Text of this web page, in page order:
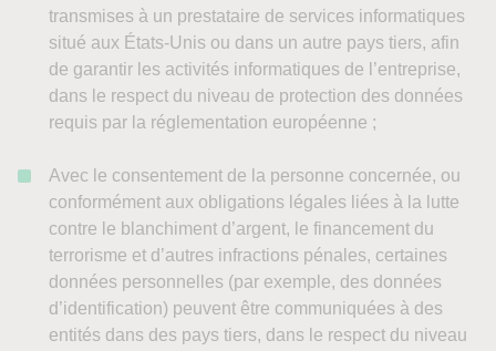
transmises à un prestataire de services informatiques
situé aux États-Unis ou dans un autre pays tiers, afin
de garantir les activités informatiques de l’entreprise,
dans le respect du niveau de protection des données
requis par la réglementation européenne ;
Avec le consentement de la personne concernée, ou
conformément aux obligations légales liées à la lutte
contre le blanchiment d’argent, le financement du
terrorisme et d’autres infractions pénales, certaines
données personnelles (par exemple, des données
d’identification) peuvent être communiquées à des
entités dans des pays tiers, dans le respect du niveau